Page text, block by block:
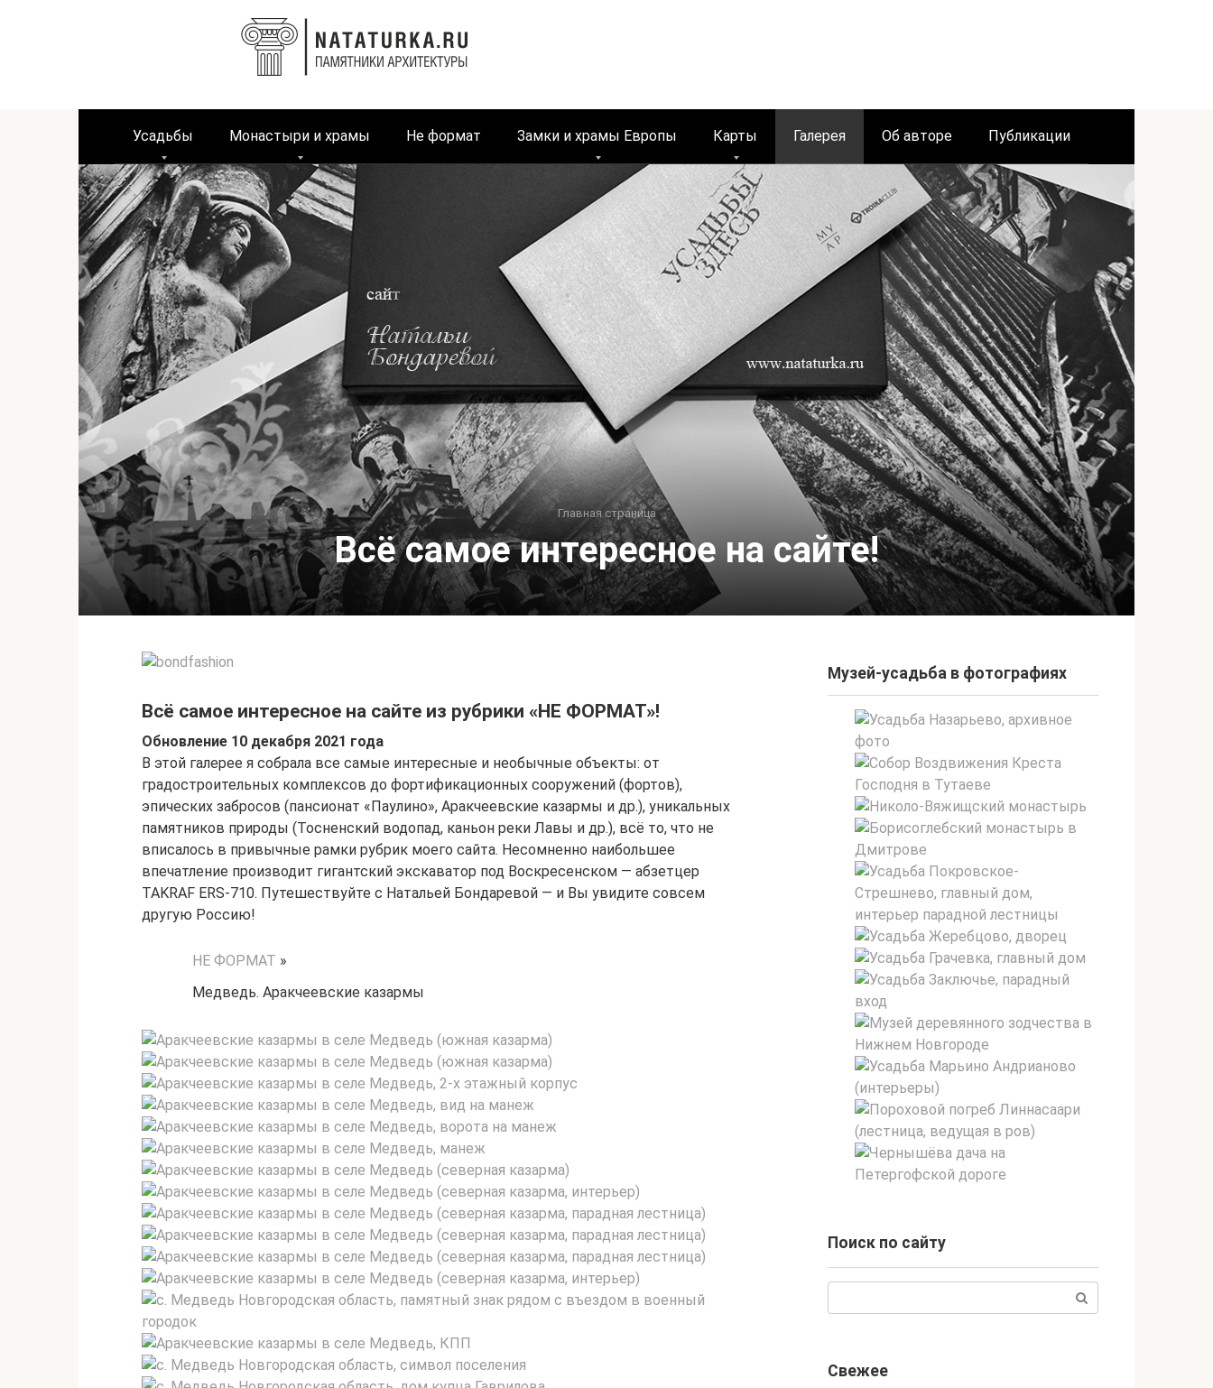
Усадьбы Монастыри и храмы Не формат Замки и храмы Европы Карты Галерея Об авторе Публикации
Главная страница
Всё самое интересное на сайте!
Всё самое интересное на сайте из рубрики «НЕ ФОРМАТ»!
Обновление 10 декабря 2021 года
В этой галерее я собрала все самые интересные и необычные объекты: от
градостроительных комплексов до фортификационных сооружений (фортов),
эпических забросов (пансионат «Паулино», Аракчеевские казармы и др.), уникальных
памятников природы (Тосненский водопад, каньон реки Лавы и др.), всё то, что не
вписалось в привычные рамки рубрик моего сайта. Несомненно наибольшее
впечатление производит гигантский экскаватор под Воскресенском — абзетцер
TAKRAF ERS-710. Путешествуйте с Натальей Бондаревой — и Вы увидите совсем
другую Россию!
НЕ ФОРМАТ »
Медведь. Аракчеевские казармы
Музей-усадьба в фотографиях
Поиск по сайту
Свежее